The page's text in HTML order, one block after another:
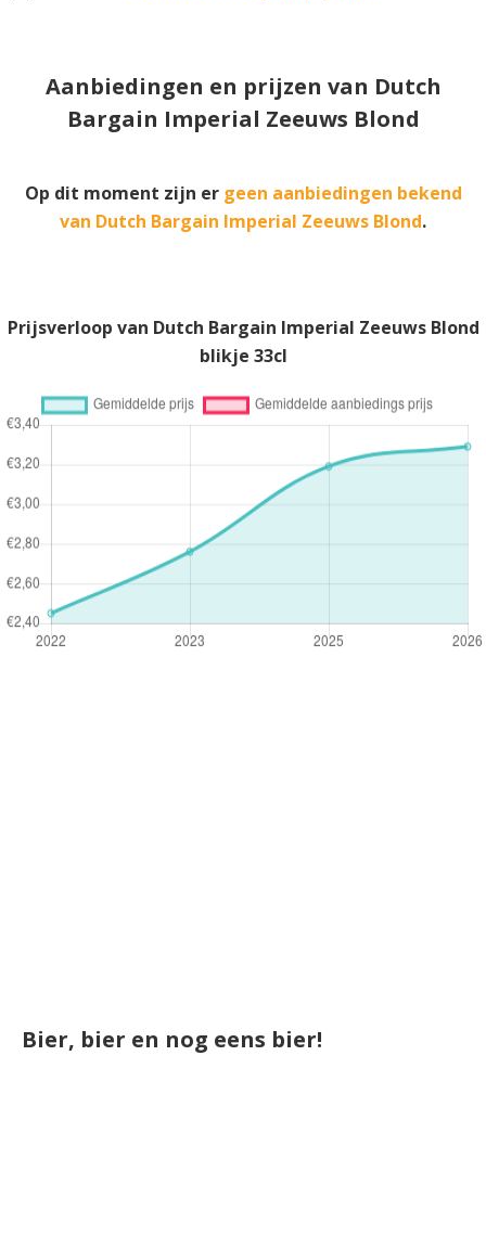
Aanbiedingen en prijzen van Dutch
Bargain Imperial Zeeuws Blond
Op dit moment zijn er geen aanbiedingen bekend
van Dutch Bargain Imperial Zeeuws Blond.
Prijsverloop van Dutch Bargain Imperial Zeeuws Blond
blikje 33cl
Bier, bier en nog eens bier!